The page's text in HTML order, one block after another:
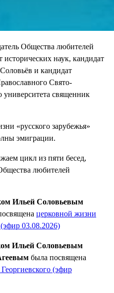
Общества любителей
наук, кандидат
и кандидат
Свято-
университета священник
«русского зарубежья»
эмиграции.
цикл из пяти бесед,
любителей
Ильей Соловьевым
церковной жизни
03.08.2026)
Ильей Соловьевым
была посвящена
(эфир